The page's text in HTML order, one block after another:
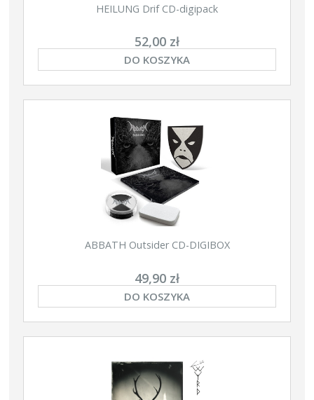
HEILUNG Drif CD-digipack
52,00 zł
DO KOSZYKA
ABBATH Outsider CD-DIGIBOX
49,90 zł
DO KOSZYKA